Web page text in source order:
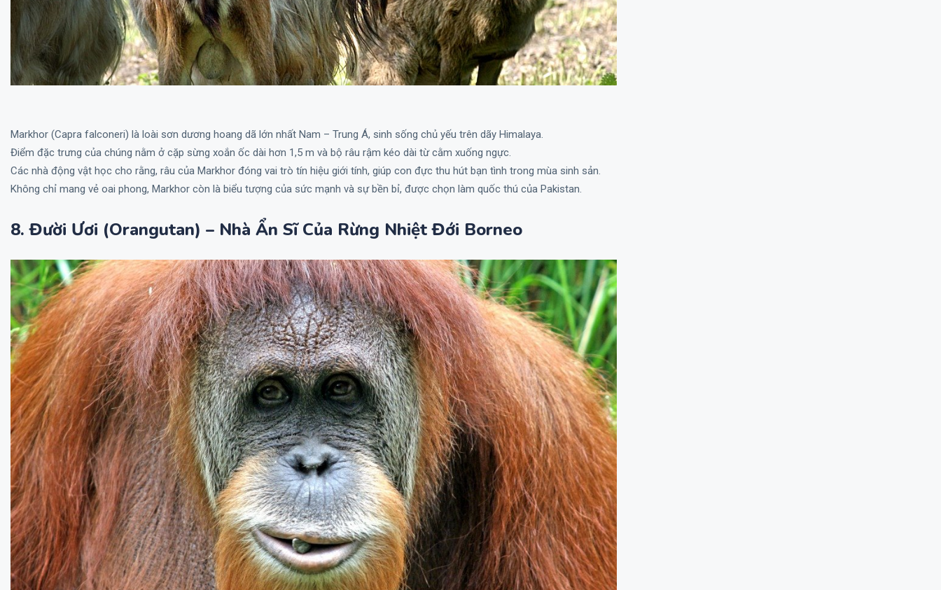
Markhor (Capra falconeri) là loài sơn dương hoang dã lớn nhất Nam – Trung Á, sinh sống chủ yếu trên dãy Himalaya.
Điểm đặc trưng của chúng nằm ở cặp sừng xoắn ốc dài hơn 1,5 m và bộ râu rậm kéo dài từ cằm xuống ngực.
Các nhà động vật học cho rằng, râu của Markhor đóng vai trò tín hiệu giới tính, giúp con đực thu hút bạn tình trong mùa sinh sản.
Không chỉ mang vẻ oai phong, Markhor còn là biểu tượng của sức mạnh và sự bền bỉ, được chọn làm quốc thú của Pakistan.
8. Đười Ươi (Orangutan) – Nhà Ẩn Sĩ Của Rừng Nhiệt Đới Borneo